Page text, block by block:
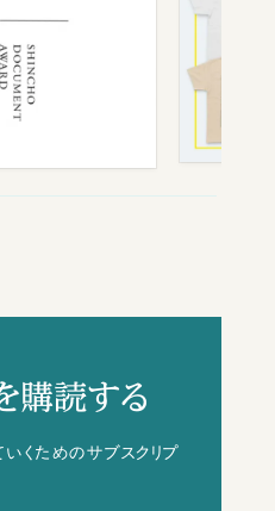
購読する
いくためのサブスクリプ